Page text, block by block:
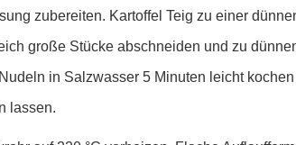
zubereiten. Kartoffel Teig zu einer
große Stücke abschneiden und zu
in Salzwasser 5 Minuten leicht kochen
lassen.